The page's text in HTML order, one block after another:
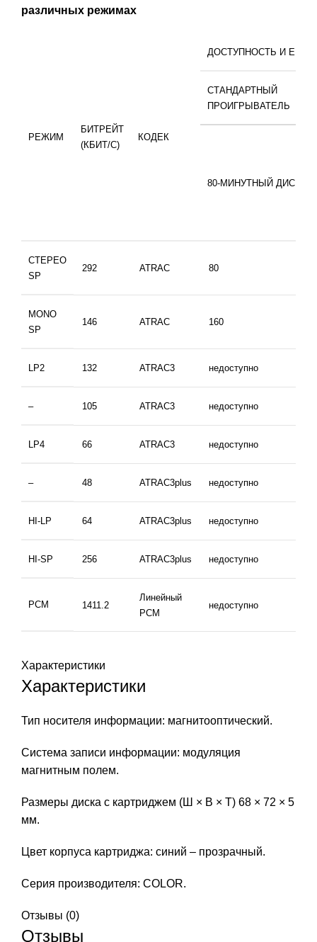
различных режимах
РЕЖИМ
БИТРЕЙТ
(КБИТ/С)
КОДЕК
ДОСТУПНОСТЬ И
СТАНДАРТНЫЙ
ПРОИГРЫВАТЕЛЬ
80-МИНУТНЫЙ ДИСК
СТЕРЕО
SP
292 ATRAC 80
MONO
SP
146 ATRAC 160
LP2 132 ATRAC3 недоступно
– 105 ATRAC3 недоступно
LP4 66 ATRAC3 недоступно
– 48 ATRAC3plus недоступно
HI-LP 64 ATRAC3plus недоступно
HI-SP 256 ATRAC3plus недоступно
PCM 1411.2
Линейный
PCM
недоступно
Характеристики
Характеристики
Тип носителя информации: магнитооптический.
Система записи информации: модуляция
магнитным полем.
Размеры диска с картриджем (Ш × В × Т) 68 × 72 × 5
мм.
Цвет корпуса картриджа: синий – прозрачный.
Серия производителя: COLOR.
Отзывы (0)
Отзывы